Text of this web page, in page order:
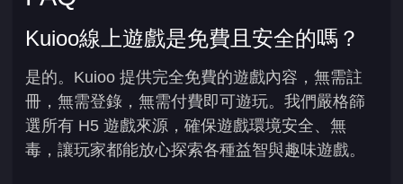
Kuioo線上遊戲是免費且安全的嗎？
是的。Kuioo 提供完全免費的遊戲內容，無需註
冊，無需登錄，無需付費即可遊玩。我們嚴格篩
選所有 H5 遊戲來源，確保遊戲環境安全、無
毒，讓玩家都能放心探索各種益智與趣味遊戲。